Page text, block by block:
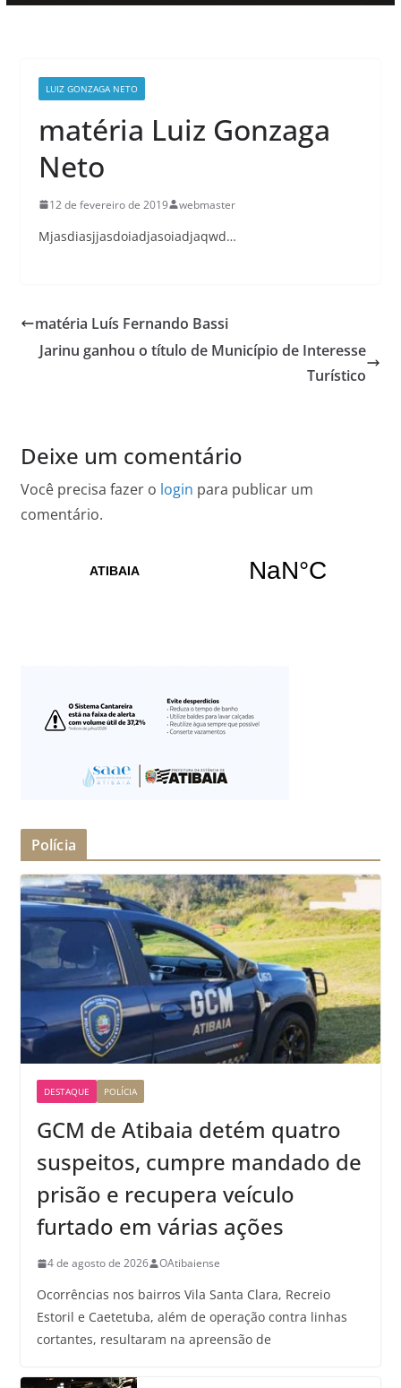
LUIZ GONZAGA NETO
matéria Luiz Gonzaga
Neto
12 de fevereiro de 2019 webmaster
Mjasdiasjjasdoiadjasoiadjaqwd…
matéria Luís Fernando Bassi
Jarinu ganhou o título de Município de Interesse
Turístico
Deixe um comentário
Você precisa fazer o login para publicar um
comentário.
Polícia
DESTAQUE POLÍCIA
GCM de Atibaia detém quatro
suspeitos, cumpre mandado de
prisão e recupera veículo
furtado em várias ações
4 de agosto de 2026 OAtibaiense
Ocorrências nos bairros Vila Santa Clara, Recreio
Estoril e Caetetuba, além de operação contra linhas
cortantes, resultaram na apreensão de